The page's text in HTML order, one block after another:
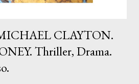
CLAYTON.
Thriller, Drama.